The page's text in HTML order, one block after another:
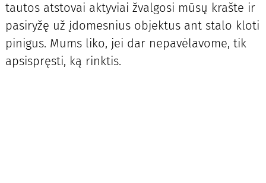
tautos atstovai aktyviai žvalgosi mūsų krašte ir
pasiryžę už įdomesnius objektus ant stalo kloti
pinigus. Mums liko, jei dar nepavėlavome, tik
apsispręsti, ką rinktis.